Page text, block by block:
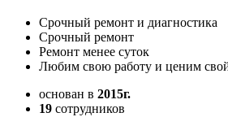
Срочный ремонт и диагностика
Срочный ремонт
Ремонт менее суток
Любим свою работу и ценим
основан в 2015г.
19 сотрудников